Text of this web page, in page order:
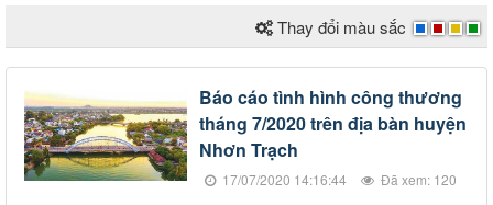
Thay đổi màu sắc
Báo cáo tình hình công thương
tháng 7/2020 trên địa bàn huyện
Nhơn Trạch
17/07/2020 14:16:44 Đã xem: 120